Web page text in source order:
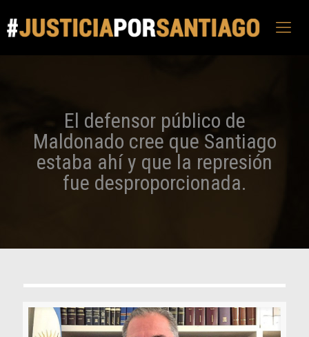
El defensor público de
Maldonado cree que Santiago
estaba ahí y que la represión
fue desproporcionada.